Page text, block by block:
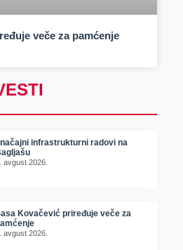
veče za pamćenje
infrastrukturni radovi na
avgust 2026.
Kovačević priređuje veče za
avgust 2026.